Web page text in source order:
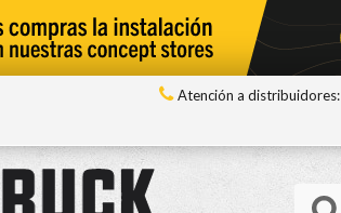
Atención a distribuidores: